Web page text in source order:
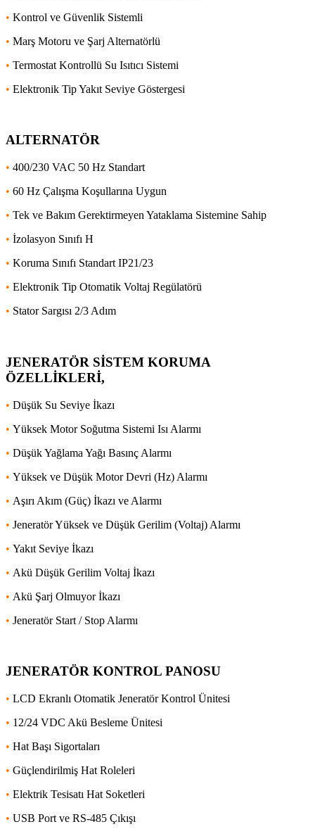
• Kontrol ve Güvenlik Sistemli
• Marş Motoru ve Şarj Alternatörlü
• Termostat Kontrollü Su Isıtıcı Sistemi
• Elektronik Tip Yakıt Seviye Göstergesi
ALTERNATÖR
• 400/230 VAC 50 Hz Standart
• 60 Hz Çalışma Koşullarına Uygun
• Tek ve Bakım Gerektirmeyen Yataklama Sistemine Sahip
• İzolasyon Sınıfı H
• Koruma Sınıfı Standart IP21/23
• Elektronik Tip Otomatik Voltaj Regülatörü
• Stator Sargısı 2/3 Adım
JENERATÖR SİSTEM KORUMA
ÖZELLİKLERİ,
• Düşük Su Seviye İkazı
• Yüksek Motor Soğutma Sistemi Isı Alarmı
• Düşük Yağlama Yağı Basınç Alarmı
• Yüksek ve Düşük Motor Devri (Hz) Alarmı
• Aşırı Akım (Güç) İkazı ve Alarmı
• Jeneratör Yüksek ve Düşük Gerilim (Voltaj) Alarmı
• Yakıt Seviye İkazı
• Akü Düşük Gerilim Voltaj İkazı
• Akü Şarj Olmuyor İkazı
• Jeneratör Start / Stop Alarmı
JENERATÖR KONTROL PANOSU
• LCD Ekranlı Otomatik Jeneratör Kontrol Ünitesi
• 12/24 VDC Akü Besleme Ünitesi
• Hat Başı Sigortaları
• Güçlendirilmiş Hat Roleleri
• Elektrik Tesisatı Hat Soketleri
• USB Port ve RS-485 Çıkışı